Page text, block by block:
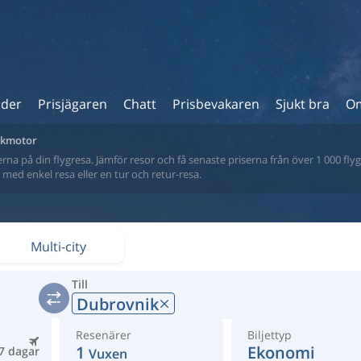
Prisjägaren Chatt Prisbevakaren Sjukt bra
på din flygresa. Jämför resor och få senaste priserna från över 1 000
enkel resa eller en tur och retur-resa.
Multi-city
Till
Dubrovnik
dagar
Resenärer
1 Vuxen
Biljettyp
Ekonomi